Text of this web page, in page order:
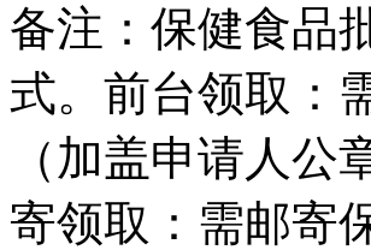
备注：保健食品
式。前台领取：
（加盖申请人
寄领取：需邮寄